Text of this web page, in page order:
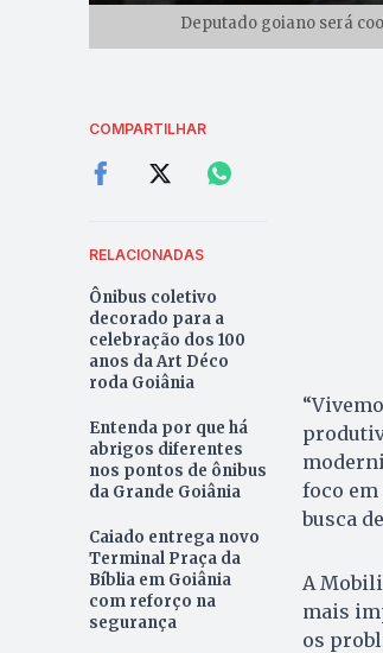
Deputado goiano será
COMPARTILHAR
RELACIONADAS
Ônibus coletivo
decorado para a
celebração dos 100
anos da Art Déco
roda Goiânia
Entenda por que há
abrigos diferentes
nos pontos de ônibus
da Grande Goiânia
Caiado entrega novo
Terminal Praça da
Bíblia em Goiânia
com reforço na
segurança
foco
busca
A
mais
os